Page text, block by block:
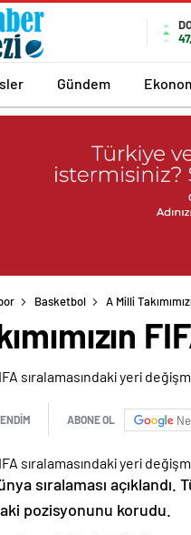
Gündem
Basketbol A Milli
ABONE OL
sıralaması
pozisyonunu korudu.